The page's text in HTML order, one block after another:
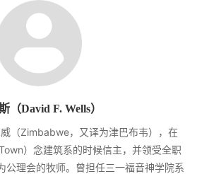
（David F. Wells）
（Zimbabwe，又译为津巴布韦），在
）念建筑系的时候信主，并领受全职
理会的牧师。曾担任三一福音神学院系